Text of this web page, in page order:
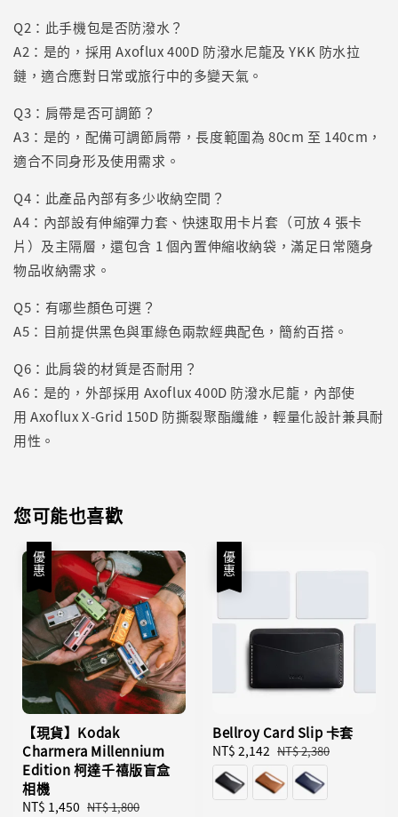
Q2：此手機包是否防潑水？
A2：是的，採用 Axoflux 400D 防潑水尼龍及 YKK 防水拉
鏈，適合應對日常或旅行中的多變天氣。
Q3：肩帶是否可調節？
A3：是的，配備可調節肩帶，長度範圍為 80cm 至 140cm，
適合不同身形及使用需求。
Q4：此產品內部有多少收納空間？
A4：內部設有伸縮彈力套、快速取用卡片套（可放 4 張卡
片）及主隔層，還包含 1 個內置伸縮收納袋，滿足日常隨身
物品收納需求。
Q5：有哪些顏色可選？
A5：目前提供黑色與軍綠色兩款經典配色，簡約百搭。
Q6：此肩袋的材質是否耐用？
A6：是的，外部採用 Axoflux 400D 防潑水尼龍，內部使
用 Axoflux X-Grid 150D 防撕裂聚酯纖維，輕量化設計兼具耐
用性。
您可能也喜歡
優惠
【現貨】Kodak
Charmera Millennium
Edition 柯達千禧版盲盒
相機
Sale
NT$ 1,450 Regular
NT$ 1,800
優惠
Bellroy Card Slip 卡套
Sale
price
NT$ 2,142 Regular
price
NT$ 2,380